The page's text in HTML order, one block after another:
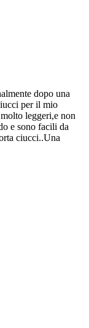
dopo una
per il mio
leggeri,e non
e sono facili da
ciucci..Una